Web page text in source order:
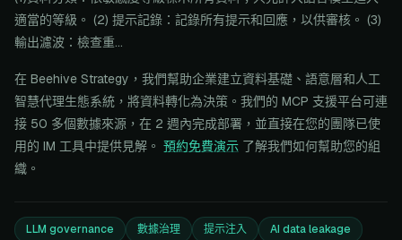
適當的等級。 (2) 提示記錄：記錄所有提示和回應，以供審核。 (3)
輸出濾波：檢查重...
在 Beehive Strategy，我們幫助企業建立資料基礎、語意層和人工
智慧代理生態系統，將資料轉化為決策。我們的 MCP 支援平台可連
接 50 多個數據來源，在 2 週內完成部署，並直接在您的團隊已使
用的 IM 工具中提供見解。 預約免費演示 了解我們如何幫助您的組
織。
LLM governance 數據治理 提示注入
AI data leakage